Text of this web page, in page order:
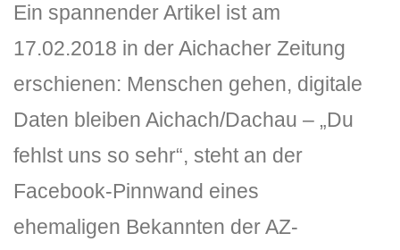
Ein spannender Artikel ist am
17.02.2018 in der Aichacher Zeitung
erschienen: Menschen gehen, digitale
Daten bleiben Aichach/Dachau – „Du
fehlst uns so sehr“, steht an der
Facebook-Pinnwand eines
ehemaligen Bekannten der AZ-